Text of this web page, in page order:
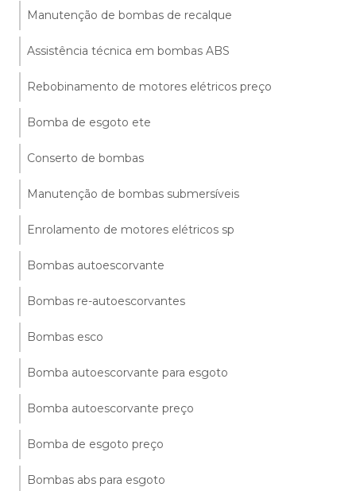
Manutenção de bombas de recalque
Assistência técnica em bombas ABS
Rebobinamento de motores elétricos preço
Bomba de esgoto ete
Conserto de bombas
Manutenção de bombas submersíveis
Enrolamento de motores elétricos sp
Bombas autoescorvante
Bombas re-autoescorvantes
Bombas esco
Bomba autoescorvante para esgoto
Bomba autoescorvante preço
Bomba de esgoto preço
Bombas abs para esgoto